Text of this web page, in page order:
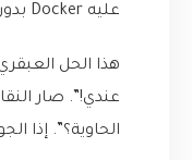
عليه Docker بدون أي مشاكل.
هذا الحل
عندي!”. صار
الحاوية؟”. إذا